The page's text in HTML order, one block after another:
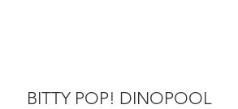
BITTY POP! DINOPOOL